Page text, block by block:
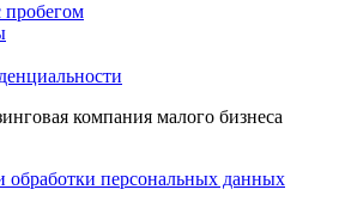
пробегом
компания малого бизнеса
персональных данных